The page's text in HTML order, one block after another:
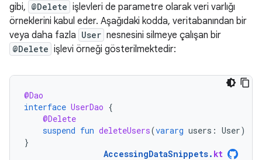
gibi, @Delete işlevleri de parametre olarak veri varlığı
örneklerini kabul eder. Aşağıdaki kodda, veritabanından bir
veya daha fazla User nesnesini silmeye çalışan bir
@Delete işlevi örneği gösterilmektedir:
@Dao
interface UserDao {
@Delete
suspend fun deleteUsers(vararg users : User)
}
AccessingDataSnippets. kt